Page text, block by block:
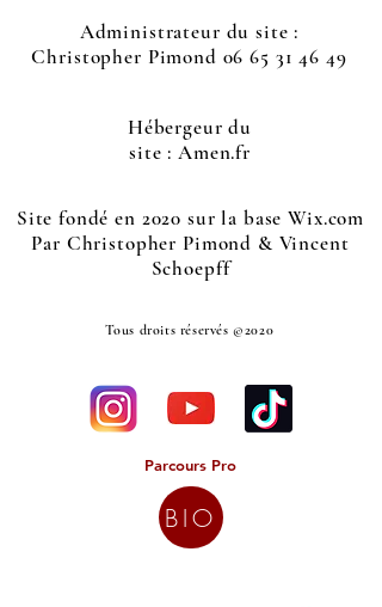
Administrateur du site :
Christopher Pimond 06 65 31 46 49
Hébergeur du
site : Amen.fr
Site fondé en 2020 sur la base Wix.com
Par Christopher Pimond & Vincent
Schoepff
Tous droits réservés ©2020
Parcours Pro
BIO